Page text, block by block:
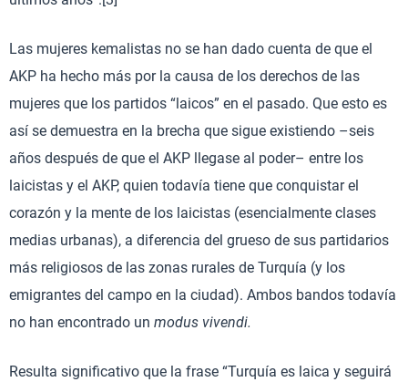
Las mujeres kemalistas no se han dado cuenta de que el
AKP ha hecho más por la causa de los derechos de las
mujeres que los partidos “laicos” en el pasado. Que esto es
así se demuestra en la brecha que sigue existiendo –seis
años después de que el AKP llegase al poder– entre los
laicistas y el AKP, quien todavía tiene que conquistar el
corazón y la mente de los laicistas (esencialmente clases
medias urbanas), a diferencia del grueso de sus partidarios
más religiosos de las zonas rurales de Turquía (y los
emigrantes del campo en la ciudad). Ambos bandos todavía
no han encontrado un modus vivendi.
Resulta significativo que la frase “Turquía es laica y seguirá